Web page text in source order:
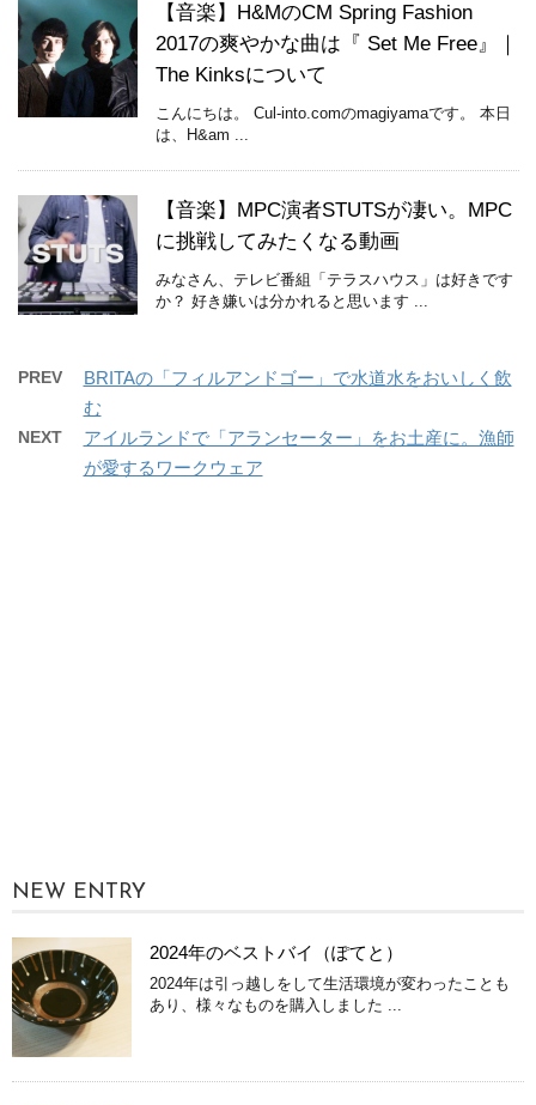
【音楽】H&MのCM Spring Fashion
2017の爽やかな曲は『 Set Me Free』｜
The Kinksについて
こんにちは。 Cul-into.comのmagiyamaです。 本日
は、H&am ...
【音楽】MPC演者STUTSが凄い。MPC
に挑戦してみたくなる動画
みなさん、テレビ番組「テラスハウス」は好きです
か？ 好き嫌いは分かれると思います ...
PREV
BRITAの「フィルアンドゴー」で水道水をおいしく飲
む
NEXT
アイルランドで「アランセーター」をお土産に。漁師
が愛するワークウェア
NEW ENTRY
2024年のベストバイ（ぽてと）
2024年は引っ越しをして生活環境が変わったことも
あり、様々なものを購入しました ...